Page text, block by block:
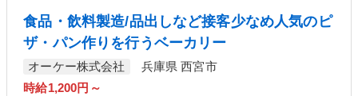
食品・飲料製造/品出しなど接客少なめ人気のピ
ザ・パン作りを行うベーカリー
オーケー株式会社
兵庫県 西宮市
時給1,200円～